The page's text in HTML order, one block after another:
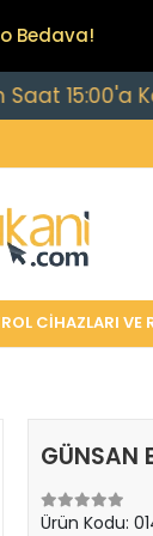
Bedava!
Kadar
CİHAZLARI VE
GÜNSAN
Ürün Kodu: